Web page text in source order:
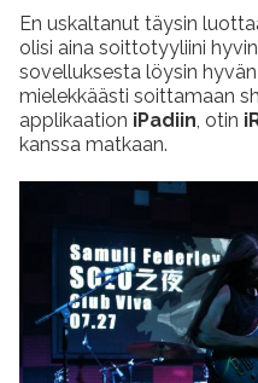
En uskaltanut täysin
olisi aina soittotyyliini
sovelluksesta löysin
mielekkäästi soittamaan
applikaation iPadiin, otin
kanssa matkaan.